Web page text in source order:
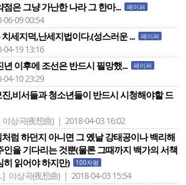
은 그냥 가난한 나라 그 한마... 페이퍼
09 00:54
세지덕,난세지법이다.(성스러운 ... 페이퍼
19 13:16
이후에 조선은 반드시 필망했... 페이퍼
10 23:29
,비서들과 청소년들이 반드시 시청해야할 드
야상곡(夜想曲) | 2018-04-03 16:02
럼 하던지 아니면 그 옜날 강태공이나 백리해
인을 기다리는 것뿐(물론 그때까지 백가의 서책
히 읽어야 하지만)
100자평
야상곡(夜想曲) | 2018-04-03 15:54